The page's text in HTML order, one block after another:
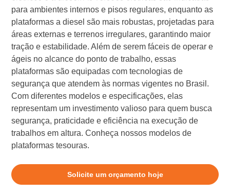
para ambientes internos e pisos regulares, enquanto as
plataformas a diesel são mais robustas, projetadas para
áreas externas e terrenos irregulares, garantindo maior
tração e estabilidade. Além de serem fáceis de operar e
ágeis no alcance do ponto de trabalho, essas
plataformas são equipadas com tecnologias de
segurança que atendem às normas vigentes no Brasil.
Com diferentes modelos e especificações, elas
representam um investimento valioso para quem busca
segurança, praticidade e eficiência na execução de
trabalhos em altura. Conheça nossos modelos de
plataformas tesouras.
Solicite um orçamento hoje